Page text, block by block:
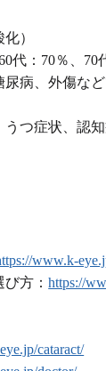
）
代：70％、70
病、外傷な
つ症状、認
www.k-
び方：https://
cataract/